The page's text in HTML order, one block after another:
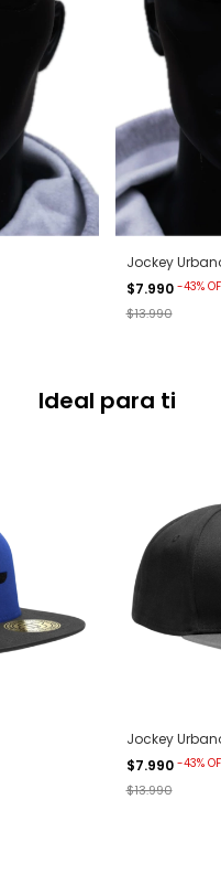
Jockey
$7.990 -43%
$13.990
Ideal para ti
Jockey
$7.990 -43%
$13.990